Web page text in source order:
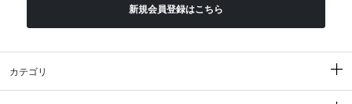
新規会員登録はこちら
カテゴリ